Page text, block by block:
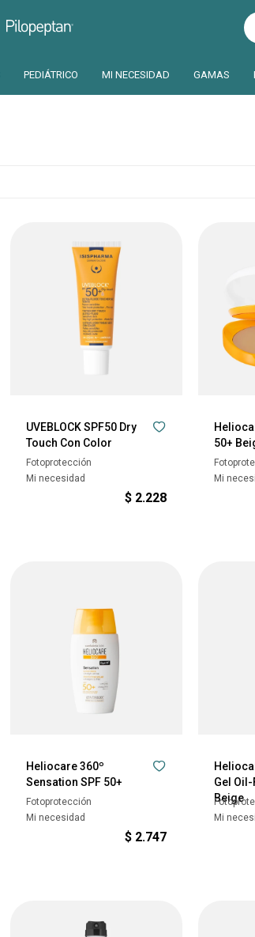
PEDIÁTRICO MI NECESIDAD GAMAS
Pilopeptan
UVEBLOCK SPF50 Dry
Touch Con Color
Fotoprotección
Mi necesidad
$ 2.228
50+
Mi
Heliocare 360º
Sensation SPF 50+
Fotoprotección
Mi necesidad
$ 2.747
Gel Oil-
Beige
Mi